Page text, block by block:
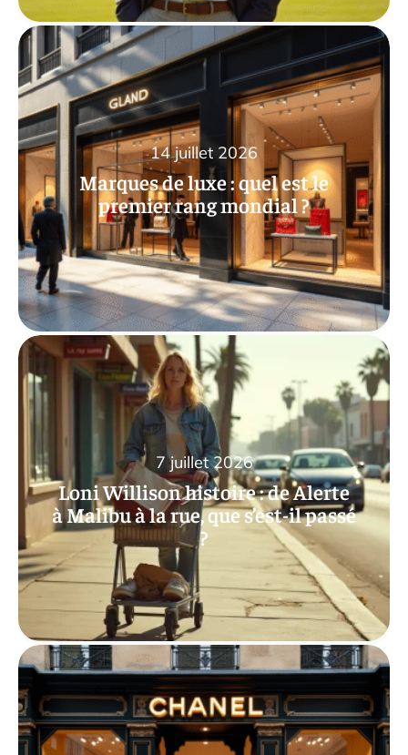
Marques de luxe : quel est le
premier rang mondial ?
14 juillet 2026
Loni Willison histoire : de Alerte
à Malibu à la rue, que s’est-il passé
?
7 juillet 2026